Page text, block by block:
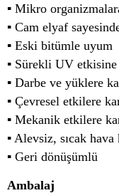
▪ Mikro
▪ Cam elyaf
▪ Eski bitümle uyum
▪ Sürekli UV etkisine
▪ Darbe ve yüklere
▪ Çevresel etkilere
▪ Mekanik etkilere
▪ Alevsiz, sıcak hava
▪ Geri dönüşümlü
Ambalaj